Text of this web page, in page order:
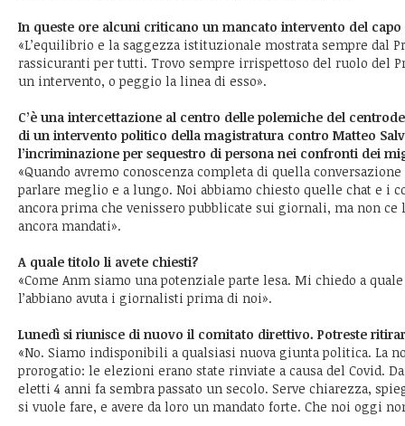
In queste ore alcuni criticano un mancato intervento del capo
«L’equilibrio e la saggezza istituzionale mostrata sempre dal
rassicuranti per tutti. Trovo sempre irrispettoso del ruolo del
un intervento, o peggio la linea di esso».
C’è una intercettazione al centro delle polemiche del
di un intervento politico della magistratura contro Matteo
l’incriminazione per sequestro di persona nei confronti dei
«Quando avremo conoscenza completa di quella
parlare meglio e a lungo. Noi abbiamo chiesto quelle chat e i
ancora prima che venissero pubblicate sui giornali, ma non ce
ancora mandati».
A quale titolo li avete chiesti?
«Come Anm siamo una potenziale parte lesa. Mi chiedo a
l’abbiano avuta i giornalisti prima di noi».
Lunedì si riunisce di nuovo il comitato direttivo. Potreste
«No. Siamo indisponibili a qualsiasi nuova giunta politica. La
prorogatio: le elezioni erano state rinviate a causa del Covid.
eletti 4 anni fa sembra passato un secolo. Serve chiarezza,
si vuole fare, e avere da loro un mandato forte. Che noi oggi